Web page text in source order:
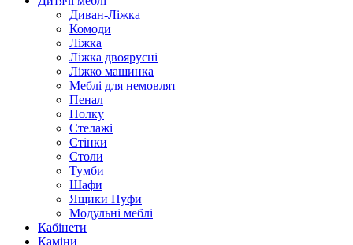
Диван-Ліжка
Комоди
Ліжка
Ліжка двоярусні
Ліжко машинка
Меблі для немовлят
Пенал
Полку
Стелажі
Стінки
Столи
Тумби
Шафи
Ящики Пуфи
Модульні меблі
Кабінети
Каміни